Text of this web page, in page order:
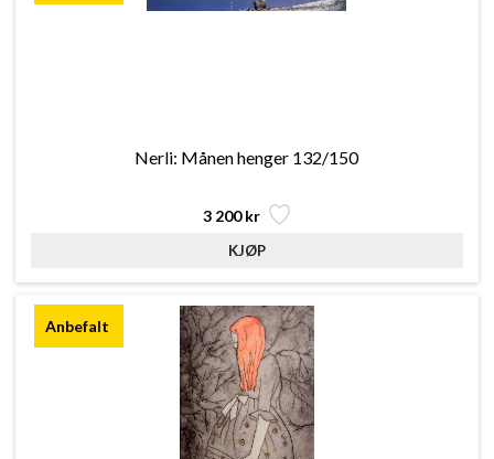
Nerli: Månen henger 132/150
3 200 kr